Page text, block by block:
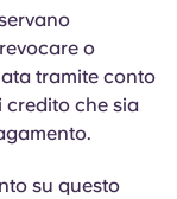
o
tramite conto
credito che sia
su questo